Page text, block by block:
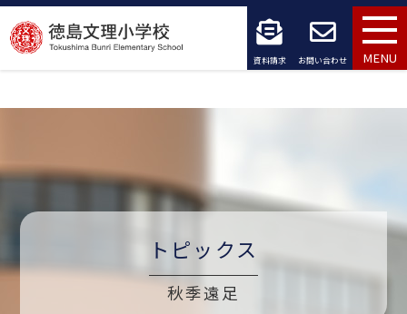
コ
ン
キ
資料請求 お問い合わせ MENU
トピックス
秋季遠足